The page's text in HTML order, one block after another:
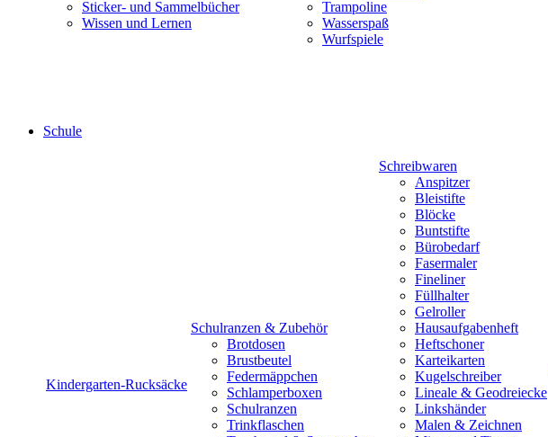
Sticker- und Sammelbücher
Wissen und Lernen
Trampoline
Wasserspaß
Wurfspiele
Schule
Kindergarten-Rucksäcke
Schulranzen & Zubehör
Brotdosen
Brustbeutel
Federmäppchen
Schlamperboxen
Schulranzen
Trinkflaschen
Schreibwaren
Anspitzer
Bleistifte
Blöcke
Buntstifte
Bürobedarf
Fasermaler
Fineliner
Füllhalter
Gelroller
Hausaufgabenheft
Heftschoner
Karteikarten
Kugelschreiber
Lineale & Geodreiecke
Linkshänder
Malen & Zeichnen